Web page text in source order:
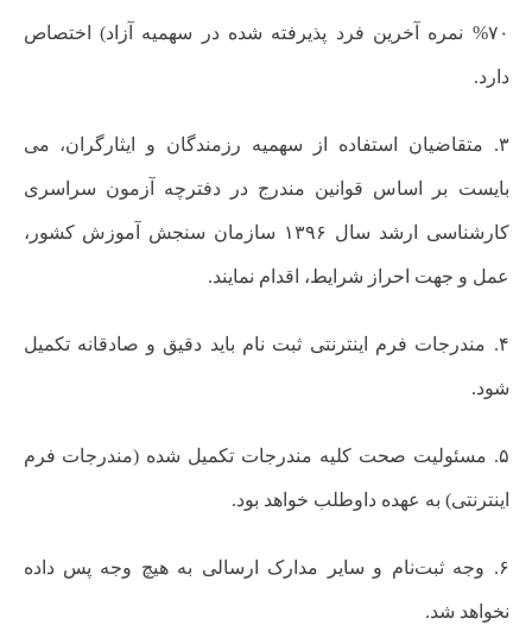
۷۰% نمره آخرین فرد پذیرفته شده در سهمیه آزاد) اختصاص
دارد.
۳. متقاضیان استفاده از سهمیه رزمندگان و ایثارگران، می
بایست بر اساس قوانین مندرج در دفترچه آزمون سراسری
کارشناسی ارشد سال ۱۳۹۶ سازمان سنجش آموزش کشور،
عمل و جهت احراز شرایط، اقدام نمایند.
۴. مندرجات فرم اینترنتی ثبت نام باید دقیق و صادقانه تکمیل
شود.
۵. مسئولیت صحت کلیه مندرجات تکمیل شده (مندرجات فرم
اینترنتی) به عهده داوطلب خواهد بود.
۶. وجه ثبت‌نام و سایر مدارک ارسالی به هیچ وجه پس داده
نخواهد شد.